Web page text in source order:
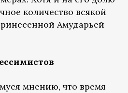
количество всякой
Амударьей
мнению, что время